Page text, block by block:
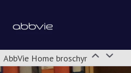
AbbVie Home broschyr